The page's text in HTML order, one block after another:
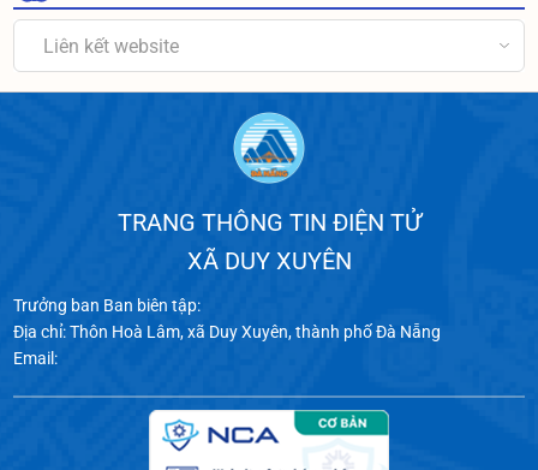
Liên kết website
TRANG THÔNG TIN ĐIỆN TỬ
XÃ DUY XUYÊN
Trưởng ban Ban biên tập:
Địa chỉ: Thôn Hoà Lâm, xã Duy Xuyên, thành phố Đà Nẵng
Email: